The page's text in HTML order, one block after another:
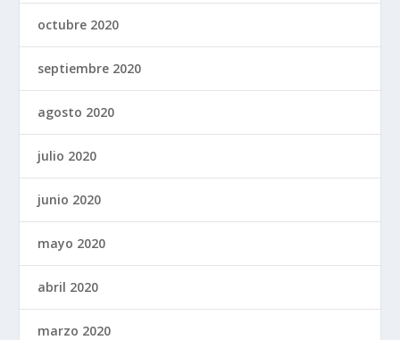
octubre 2020
septiembre 2020
agosto 2020
julio 2020
junio 2020
mayo 2020
abril 2020
marzo 2020